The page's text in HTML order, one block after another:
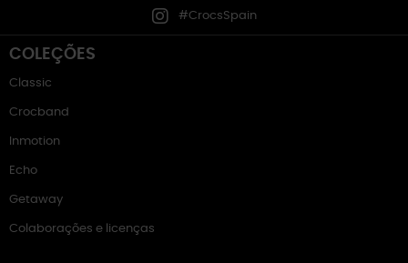
#CrocsSpain
COLEÇÕES
Classic
Crocband
Inmotion
Echo
Getaway
Colaborações e licenças